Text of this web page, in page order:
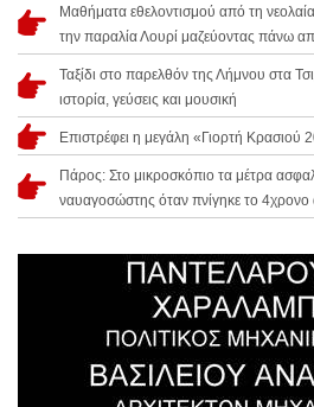
Μαθήματα εθελοντισμού από τη
την παραλία Λουρί μαζεύοντας πάνω
Ταξίδι στο παρελθόν της Λήμνου στα
ιστορία, γεύσεις και μουσική
Επιστρέφει η μεγάλη «Γιορτή Κρασιού
Πάρος: Στο μικροσκόπιο τα μέτρα
ναυαγοσώστης όταν πνίγηκε το 4χρονο